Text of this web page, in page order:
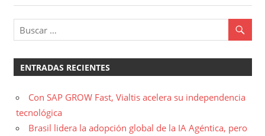
ENTRADAS RECIENTES
Con SAP GROW Fast, Vialtis acelera su independencia
tecnológica
Brasil lidera la adopción global de la IA Agéntica, pero